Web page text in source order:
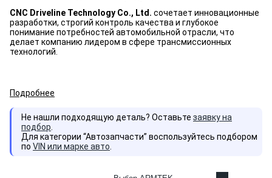
CNC Driveline Technology Co., Ltd. сочетает инновационные
разработки, строгий контроль качества и глубокое
понимание потребностей автомобильной отрасли, что
делает компанию лидером в сфере трансмиссионных
технологий.
Подробнее
Не нашли подходящую деталь? Оставьте заявку на
подбор
Для категории “Автозапчасти” воспользуйтесь подбором
по VIN или марке авто